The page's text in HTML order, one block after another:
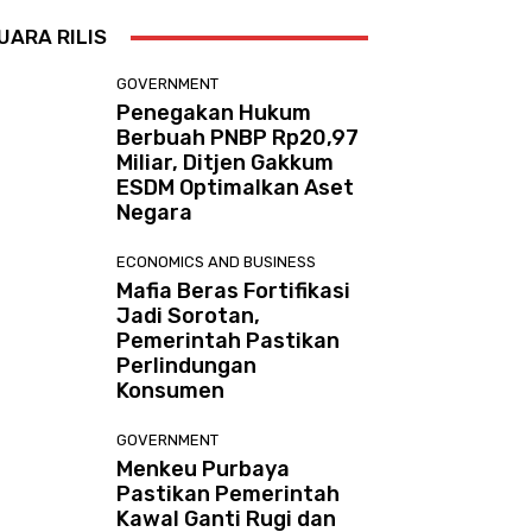
RILIS
GOVERNMENT
Penegakan Hukum
Berbuah PNBP Rp20,97
Miliar, Ditjen Gakkum
ESDM Optimalkan Aset
Negara
ECONOMICS AND BUSINESS
Mafia Beras Fortifikasi
Jadi Sorotan,
Pemerintah Pastikan
Perlindungan
Konsumen
GOVERNMENT
Menkeu Purbaya
Pastikan Pemerintah
Kawal Ganti Rugi dan